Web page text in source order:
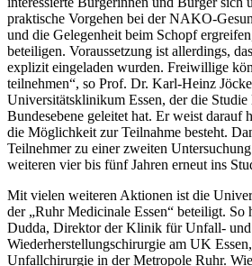
praktische Vorgehen bei der NAKO-
und die Gelegenheit beim Schopf
beteiligen. Voraussetzung ist allerdings,
explizit eingeladen wurden. Freiwillige
teilnehmen“, so Prof. Dr. Karl-Heinz
Universitätsklinikum Essen, der die Studie
Bundesebene geleitet hat. Er weist darauf
die Möglichkeit zur Teilnahme besteht.
Teilnehmer zu einer zweiten
weiteren vier bis fünf Jahren erneut ins
Mit vielen weiteren Aktionen ist die
der „Ruhr Medicinale Essen“ beteiligt. So
Dudda, Direktor der Klinik für Unfall- und
Wiederherstellungschirurgie am UK
Unfallchirurgie in der Metropole Ruhr.